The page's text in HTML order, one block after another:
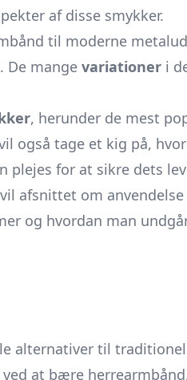
af disse smykker.
til moderne
De mange variationer i
, herunder de mest
også tage et kig på,
plejes for at sikre dets
afsnittet om
og hvordan man
alternativer til
at bære